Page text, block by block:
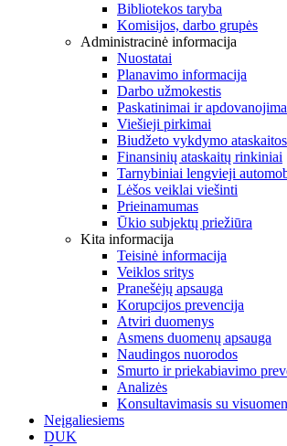
Bibliotekos taryba
Komisijos, darbo grupės
Administracinė informacija
Nuostatai
Planavimo informacija
Darbo užmokestis
Paskatinimai ir
Viešieji pirkimai
Biudžeto vykdymo ataskaitos
Finansinių ataskaitų rinkiniai
Tarnybiniai lengvieji
Lėšos veiklai viešinti
Prieinamumas
Ūkio subjektų priežiūra
Kita informacija
Teisinė informacija
Veiklos sritys
Pranešėjų apsauga
Korupcijos prevencija
Atviri duomenys
Asmens duomenų apsauga
Naudingos nuorodos
Smurto ir priekabiavimo
Analizės
Konsultavimasis su
Neįgaliesiems
DUK